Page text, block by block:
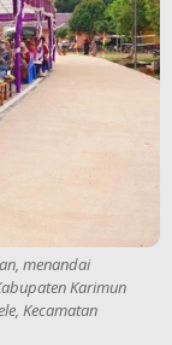
menandai
Karimun
Kecamatan